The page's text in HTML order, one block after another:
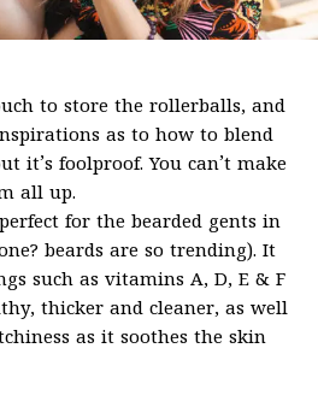
to store the rollerballs, and
as to how to blend
it’s foolproof. You can’t make
all up.
for the bearded gents in
beards are so trending). It
such as vitamins A, D, E & F
thicker and cleaner, as well
as it soothes the skin